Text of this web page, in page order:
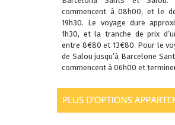
commencent à 08h00, et le
19h30. Le voyage dure
1h30, et la tranche de prix
entre 8€80 et 13€80. Pour le
de Salou jusqu’à Barcelone
commencent à 06h00 et